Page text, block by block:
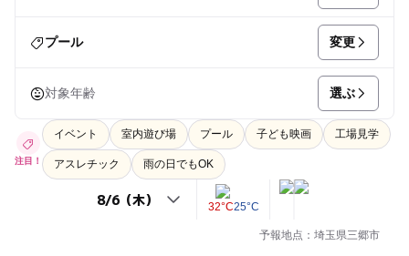
プール 変更
対象年齢 選ぶ
注目！
イベント 室内遊び場 プール 子ども映画 工場見学
アスレチック 雨の日でもOK
32°C25°C
予報地点：埼玉県三郷市